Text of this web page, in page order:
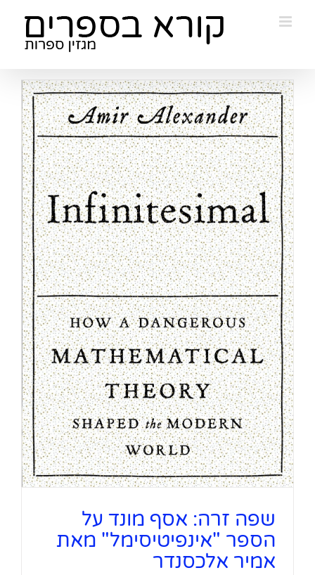
שפה זרה: אסף מונד על
הספר "אינפיטיסימל" מאת
אמיר אלכסנדר